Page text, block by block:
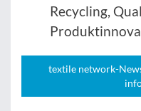
Recycling,
textile network-